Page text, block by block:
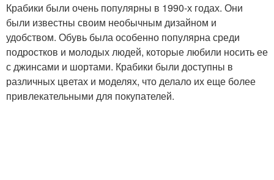
Крабики были очень популярны в 1990-х годах. Они
были известны своим необычным дизайном и
удобством. Обувь была особенно популярна среди
подростков и молодых людей, которые любили носить ее
с джинсами и шортами. Крабики были доступны в
различных цветах и моделях, что делало их еще более
привлекательными для покупателей.